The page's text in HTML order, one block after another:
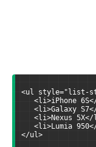
<ul style="list-
<li>iPhone
<li>Galaxy
<li>Nexus
<li>Lumia
</ul>